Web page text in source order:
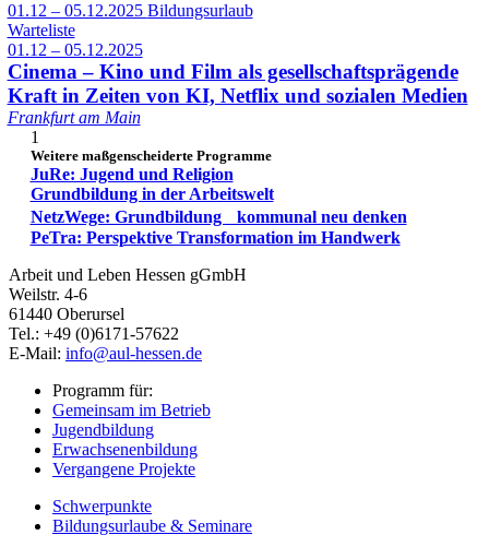
01.12 – 05.12.2025 Bildungsurlaub
Warteliste
01.12 – 05.12.2025
Cinema – Kino und Film als gesellschaftsprägende
Kraft in Zeiten von KI, Netflix und sozialen Medien
Frankfurt am Main
1
Weitere maßgenscheiderte Programme
JuRe: Jugend und Religion
Grundbildung in der Arbeitswelt
NetzWege: Grundbildung kommunal neu denken
PeTra: Perspektive Transformation im Handwerk
Arbeit und Leben Hessen gGmbH
Weilstr. 4-6
61440 Oberursel
Tel.: +49 (0)6171-57622
E-Mail: info@aul-hessen.de
Programm für:
Gemeinsam im Betrieb
Jugendbildung
Erwachsenenbildung
Vergangene Projekte
Schwerpunkte
Bildungsurlaube & Seminare